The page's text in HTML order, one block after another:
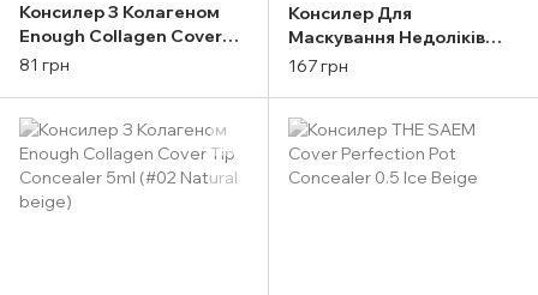
Консилер З Колагеном
Enough Collagen Cover
Tip Concealer 5ml (#01
81 грн
Консилер Для
Маскування Недоліків
The Saem Cover
167 грн